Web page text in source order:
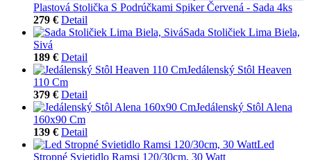
Plastová Stolička S Podrúčkami Spiker Červená - Sada 4ks
279 € Detail
Sada Stoličiek Lima Biela,
Sivá
189 € Detail
Jedálenský Stôl Heaven
110 Cm
379 € Detail
Jedálenský Stôl Alena
160x90 Cm
139 € Detail
Led
Stropné Svietidlo Ramsi 120/30cm, 30 Watt